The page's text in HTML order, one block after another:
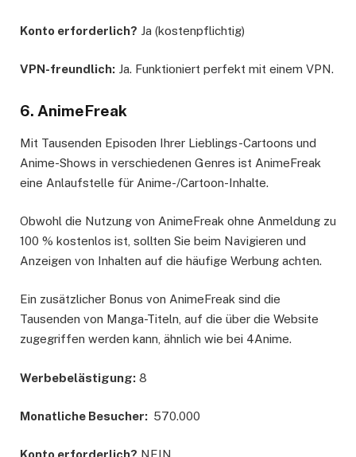
Konto erforderlich? Ja (kostenpflichtig)
VPN-freundlich: Ja. Funktioniert perfekt mit einem VPN.
6. AnimeFreak
Mit Tausenden Episoden Ihrer Lieblings-Cartoons und
Anime-Shows in verschiedenen Genres ist AnimeFreak
eine Anlaufstelle für Anime-/Cartoon-Inhalte.
Obwohl die Nutzung von AnimeFreak ohne Anmeldung zu
100 % kostenlos ist, sollten Sie beim Navigieren und
Anzeigen von Inhalten auf die häufige Werbung achten.
Ein zusätzlicher Bonus von AnimeFreak sind die
Tausenden von Manga-Titeln, auf die über die Website
zugegriffen werden kann, ähnlich wie bei 4Anime.
Werbebelästigung: 8
Monatliche Besucher: 570.000
Konto erforderlich? NEIN